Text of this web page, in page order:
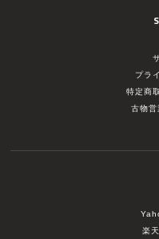
プラ
特定商
古物営
楽